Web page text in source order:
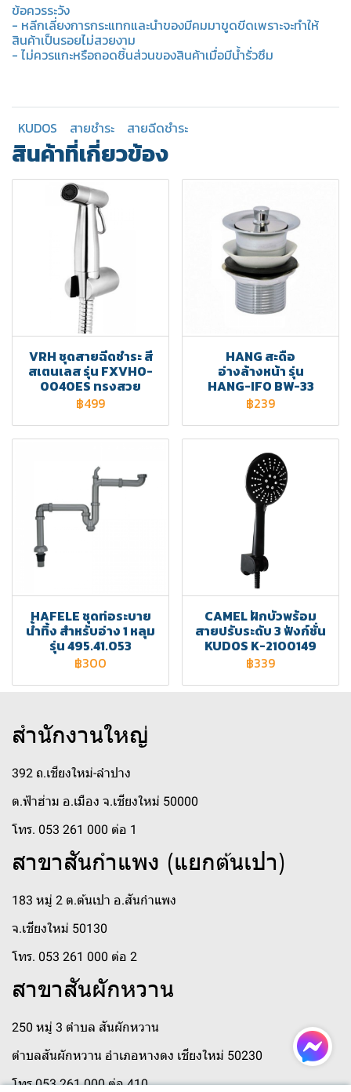
ข้อควรระวัง
- หลีกเลี่ยงการกระแทกและนำของมีคมมาขูดขีดเพราะจะทำให้
สินค้าเป็นรอยไม่สวยงาม
- ไม่ควรแกะหรือถอดชิ้นส่วนของสินค้าเมื่อมีน้ำรั่วซึม
KUDOS สายชำระ สายฉีดชำระ
สินค้าที่เกี่ยวข้อง
VRH ชุดสายฉีดชำระ สี
สเตนเลส รุ่น FXVHO-
0040ES ทรงสวย
฿499
HANG สะดือ
อ่างล้างหน้า รุ่น
HANG-IFO BW-33
฿239
HAFELE ชุดท่อระบาย
น้ำทิ้ง สำหรับอ่าง 1 หลุม
รุ่น 495.41.053
฿300
CAMEL ฝักบัวพร้อม
สายปรับระดับ 3 ฟังก์ชั่น
KUDOS K-2100149
฿339
สำนักงานใหญ่
392 ถ.เชียงใหม่-ลำปาง
ต.ฟ้าฮ่าม อ.เมือง จ.เชียงใหม่ 50000
โทร. 053 261 000 ต่อ 1
สาขาสันกำแพง (แยกต้นเปา)
183 หมู่ 2 ต.ต้นเปา อ.สันกำแพง
จ.เชียงใหม่ 50130
โทร. 053 261 000 ต่อ 2
สาขาสันผักหวาน
250 หมู่ 3 ตำบล สันผักหวาน
ตำบลสันผักหวาน อำเภอหางดง เชียงใหม่ 50230
โทร 053 261 000 ต่อ 410